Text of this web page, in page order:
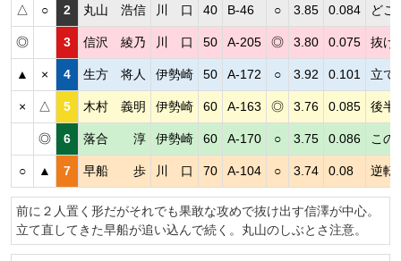
△ ○ 2 丸山 浩信 川 口 40 B-46 ○ 3.85 0.084 ど
◎ 3 信沢 綾乃 川 口 50 A-205 ◎ 3.80 0.075 抜け
▲ × 4 生方 将人 伊勢崎 50 A-172 ○ 3.92 0.101 立て
× △ 5 木村 義明 伊勢崎 60 A-163 ◎ 3.76 0.085 後半
◎ 6 落合 淳 伊勢崎 60 A-170 ○ 3.75 0.086 この
○ ▲ 7 早船 歩 川 口 70 A-104 ○ 3.74 0.08 逆転
前に２人置く形だがそれでも果敢な攻めで抜け出す信澤が中心。
立て直してきた早船が追い込んで続く。丸山のしぶとさ注意。